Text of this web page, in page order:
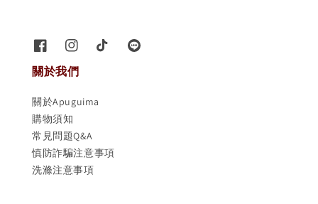
關於我們
關於Apuguima
購物須知
常見問題Q&A
慎防詐騙注意事項
洗滌注意事項